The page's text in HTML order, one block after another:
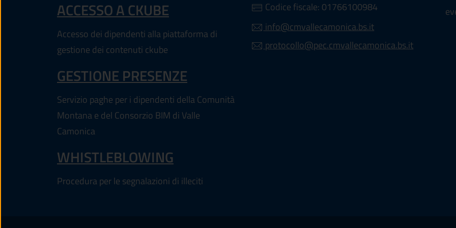
ACCESSO A CKUBE (APRE IN UN'ALTRA SCHEDA).
Accesso dei dipendenti alla piattaforma di
gestione dei contenuti ckube
GESTIONE PRESENZE
Servizio paghe per i dipendenti della Comunità
Montana e del Consorzio BIM di Valle
Camonica
WHISTLEBLOWING
Procedura per le segnalazioni di illeciti
Codice fiscale: 01766100984
info@cmvallecamonica.bs.it
protocollo@pec.cmvallecamonica.bs.it